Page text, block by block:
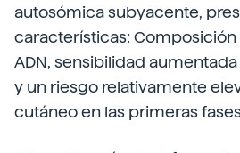
autosómica subyacente,
características:
ADN, sensibilidad
y un riesgo relativamente
cutáneo en las primeras